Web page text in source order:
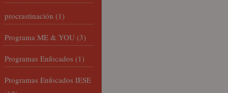
procrastinación (1)
Programa ME & YOU (3)
Programas Enfocados (1)
Programas Enfocados IESE